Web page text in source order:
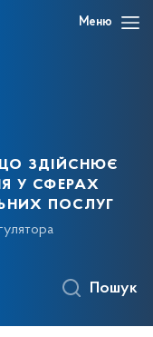
Меню
здійснює
у сферах
послуг
Пошук